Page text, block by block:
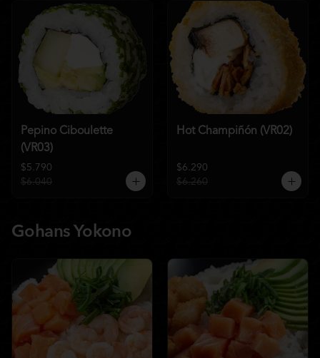
Pepino Ciboulette
(VR03)
$5.790
$6.040
Hot Champiñón (VR02)
$6.290
$6.260
Gohans Yokono